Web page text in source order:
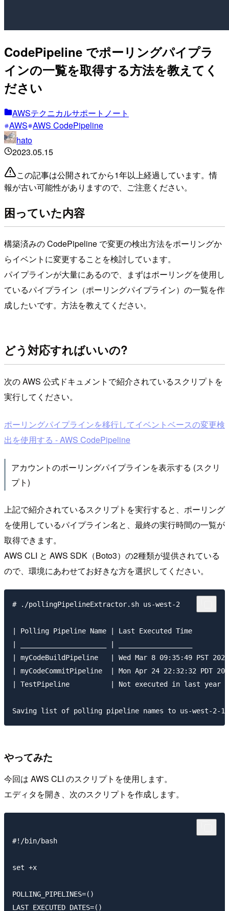
CodePipeline でポーリングパイプラ
インの一覧を取得する方法を教えてく
ださい
AWSテクニカルサポートノート
AWS AWS CodePipeline
hato
2023.05.15
この記事は公開されてから1年以上経過しています。情
報が古い可能性がありますので、ご注意ください。
困っていた内容
構築済みの CodePipeline で変更の検出方法をポーリングか
らイベントに変更することを検討しています。
パイプラインが大量にあるので、まずはポーリングを使用し
ているパイプライン（ポーリングパイプライン）の一覧を作
成したいです。方法を教えてください。
どう対応すればいいの?
次の AWS 公式ドキュメントで紹介されているスクリプトを
実行してください。
ポーリングパイプラインを移行してイベントベースの変更検
出を使用する - AWS CodePipeline
アカウントのポーリングパイプラインを表示する (スクリ
プト)
上記で紹介されているスクリプトを実行すると、ポーリング
を使用しているパイプライン名と、最終の実行時間の一覧が
取得できます。
AWS CLI と AWS SDK（Boto3）の2種類が提供されている
ので、環境にあわせてお好きな方を選択してください。
# ./pollingPipelineExtractor.sh us-west-2
| Polling Pipeline Name | Last Executed Time
| myCodeBuildPipeline   | Wed Mar 8 09:35:49 PST
| myCodeCommitPipeline  | Mon Apr 24 22:32:32 PDT
| TestPipeline          | Not executed in last year
やってみた
今回は AWS CLI のスクリプトを使用します。
エディタを開き、次のスクリプトを作成します。
#!/bin/bash
set +x
POLLING_PIPELINES=()
LAST_EXECUTED_DATES=()